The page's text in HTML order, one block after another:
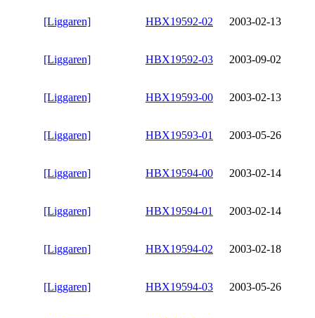
[Liggaren] HBX19592-02 2003-02-13
[Liggaren] HBX19592-03 2003-09-02
[Liggaren] HBX19593-00 2003-02-13
[Liggaren] HBX19593-01 2003-05-26
[Liggaren] HBX19594-00 2003-02-14
[Liggaren] HBX19594-01 2003-02-14
[Liggaren] HBX19594-02 2003-02-18
[Liggaren] HBX19594-03 2003-05-26